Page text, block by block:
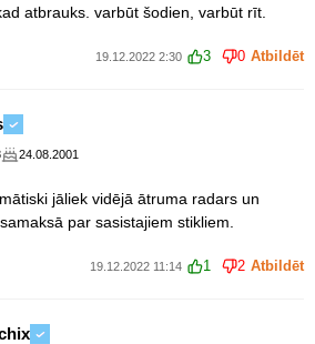
atbrauks. varbūt šodien, varbūt rīt.
19.12.2022 2:30 3 0 Atbildēt
24.08.2001
jāliek vidējā ātruma radars un
par sasistajiem stikliem.
19.12.2022 11:14 1 2 Atbildēt